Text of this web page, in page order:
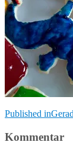
Published in
Kommentar